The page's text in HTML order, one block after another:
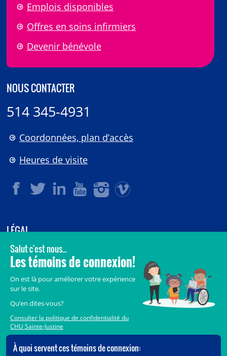
Emplois disponibles
Offres en soins infirmiers
Devenir bénévole
NOUS CONTACTER
514 345-4931
Coordonnées, plan d’accès
Heures de visite
LÉGAL
© 2006-2026CHU Sainte-Justine.
Tous droits réservés.
Crédits
Accès aux documents des organismes publics